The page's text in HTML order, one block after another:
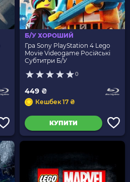
Б/У ХОРОШИЙ
Гра Sony PlayStation 4 Lego
Movie Videogame Російські
Субтитри Б/У
0
449 ₴
Кешбек 17 ₴
КУПИТИ